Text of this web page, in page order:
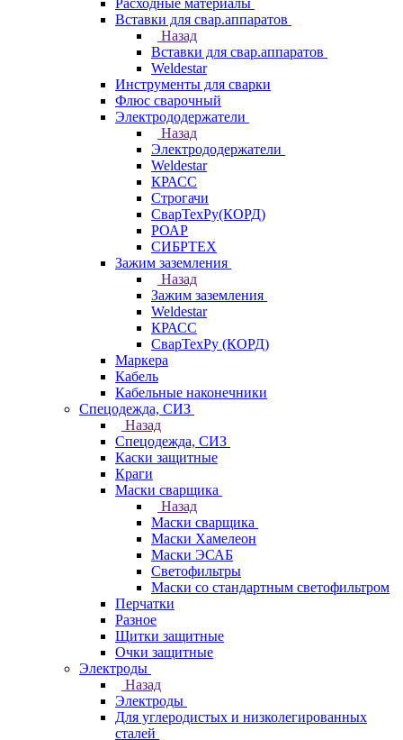
Расходные материалы
Вставки для свар.аппаратов
Назад
Вставки для свар.аппаратов
Weldestar
Инструменты для сварки
Флюс сварочный
Электрододержатели
Назад
Электрододержатели
Weldestar
КРАСС
Строгачи
СварТехРу(КОРД)
РОАР
СИБРТЕХ
Зажим заземления
Назад
Зажим заземления
Weldestar
КРАСС
СварТехРу (КОРД)
Маркера
Кабель
Кабельные наконечники
Спецодежда, СИЗ
Назад
Спецодежда, СИЗ
Каски защитные
Краги
Маски сварщика
Назад
Маски сварщика
Маски Хамелеон
Маски ЭСАБ
Светофильтры
Маски со стандартным светофильтром
Перчатки
Разное
Щитки защитные
Очки защитные
Электроды
Назад
Электроды
Для углеродистых и низколегированных
сталей